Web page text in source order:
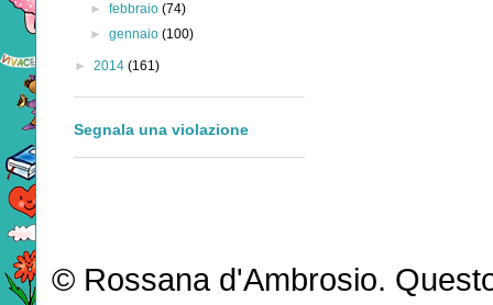
►febbraio(74)
►gennaio(100)
► 2014 (161)
Segnala una violazione
© Rossana d'Ambrosio.